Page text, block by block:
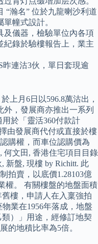
“瀚名” 位於九龍喇沙利道
幢式設計。
及儀器，檢驗單位內各項
紀錄於驗樓報告上，業主
連沽3伙，單日套現逾
上月6日以596.8萬沽出，
外，發展商亦推出一系列
於「靈活360付款計
由發展商代付或直接於樓
購權，而車位認購價為
何文田, 香港住宅項目目錄
新盤, 現樓 by Richitt. 此
拍賣，以底價1.28103億
權。 有關樓盤的地盤面積
樓，申請人在入稟強拍
業在1956年落成，地盤
）」用途，經修訂地契
的地積比率為5倍。